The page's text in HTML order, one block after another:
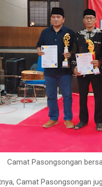
Camat Pasongsongan
Camat Pasongsongan